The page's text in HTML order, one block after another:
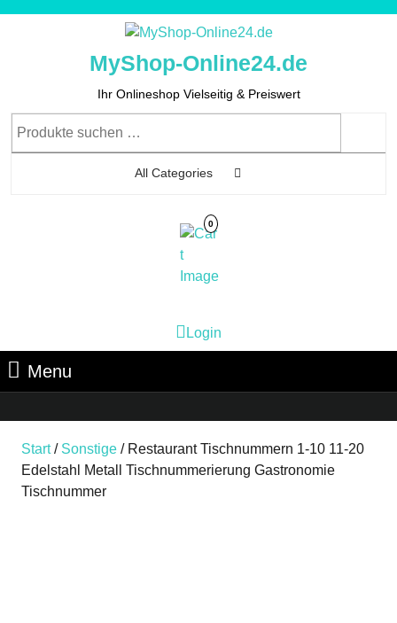
MyShop-Online24.de
Ihr Onlineshop Vielseitig & Preiswert
All Categories
0
Login
Menu
Start/ Sonstige / Restaurant Tischnummern 1-10 11-20
Edelstahl Metall Tischnummerierung Gastronomie
Tischnummer